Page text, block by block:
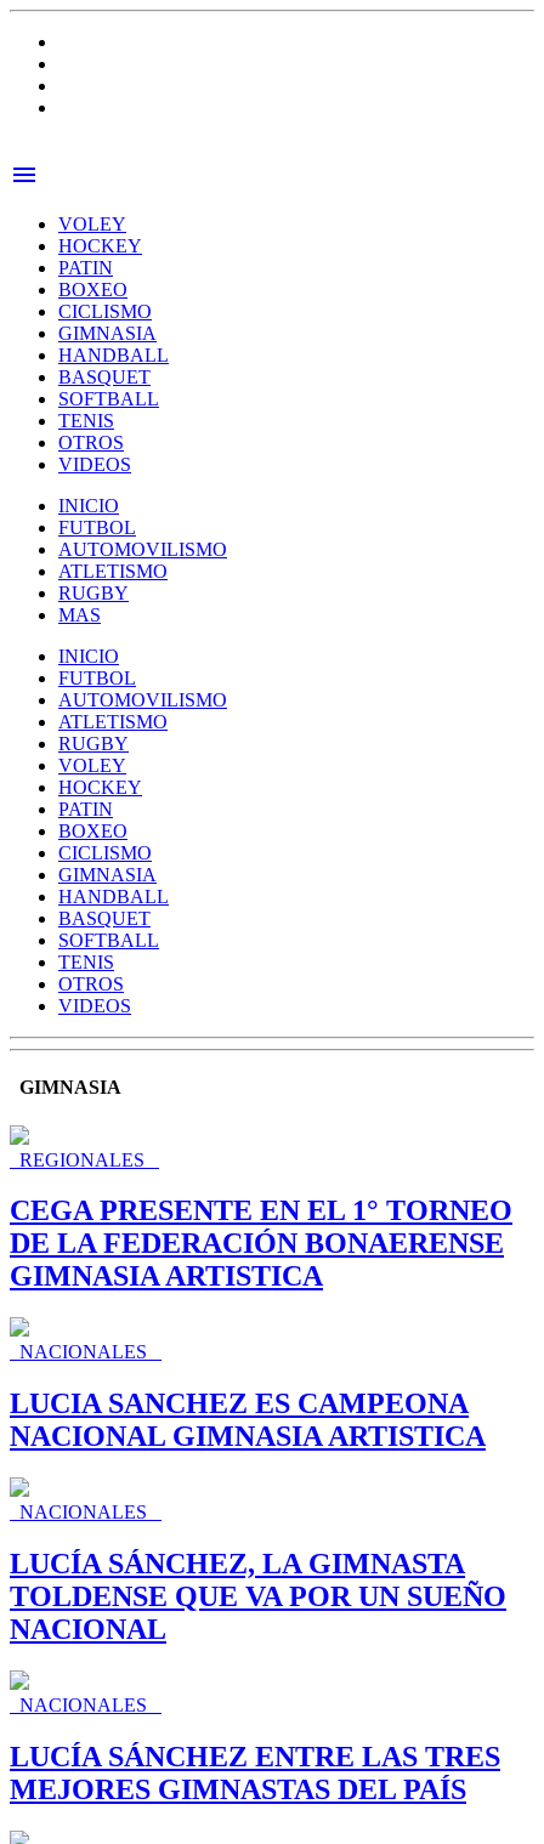
menu
VOLEY
HOCKEY
PATIN
BOXEO
CICLISMO
GIMNASIA
HANDBALL
BASQUET
SOFTBALL
TENIS
OTROS
VIDEOS
INICIO
FUTBOL
AUTOMOVILISMO
ATLETISMO
RUGBY
MAS
INICIO
FUTBOL
AUTOMOVILISMO
ATLETISMO
RUGBY
VOLEY
HOCKEY
PATIN
BOXEO
CICLISMO
GIMNASIA
HANDBALL
BASQUET
SOFTBALL
TENIS
OTROS
VIDEOS
GIMNASIA
REGIONALES
CEGA PRESENTE EN EL 1° TORNEO
DE LA FEDERACIÓN BONAERENSE
GIMNASIA ARTISTICA
NACIONALES
LUCIA SANCHEZ ES CAMPEONA
NACIONAL GIMNASIA ARTISTICA
NACIONALES
LUCÍA SÁNCHEZ, LA GIMNASTA
TOLDENSE QUE VA POR UN SUEÑO
NACIONAL
NACIONALES
LUCÍA SÁNCHEZ ENTRE LAS TRES
MEJORES GIMNASTAS DEL PAÍS